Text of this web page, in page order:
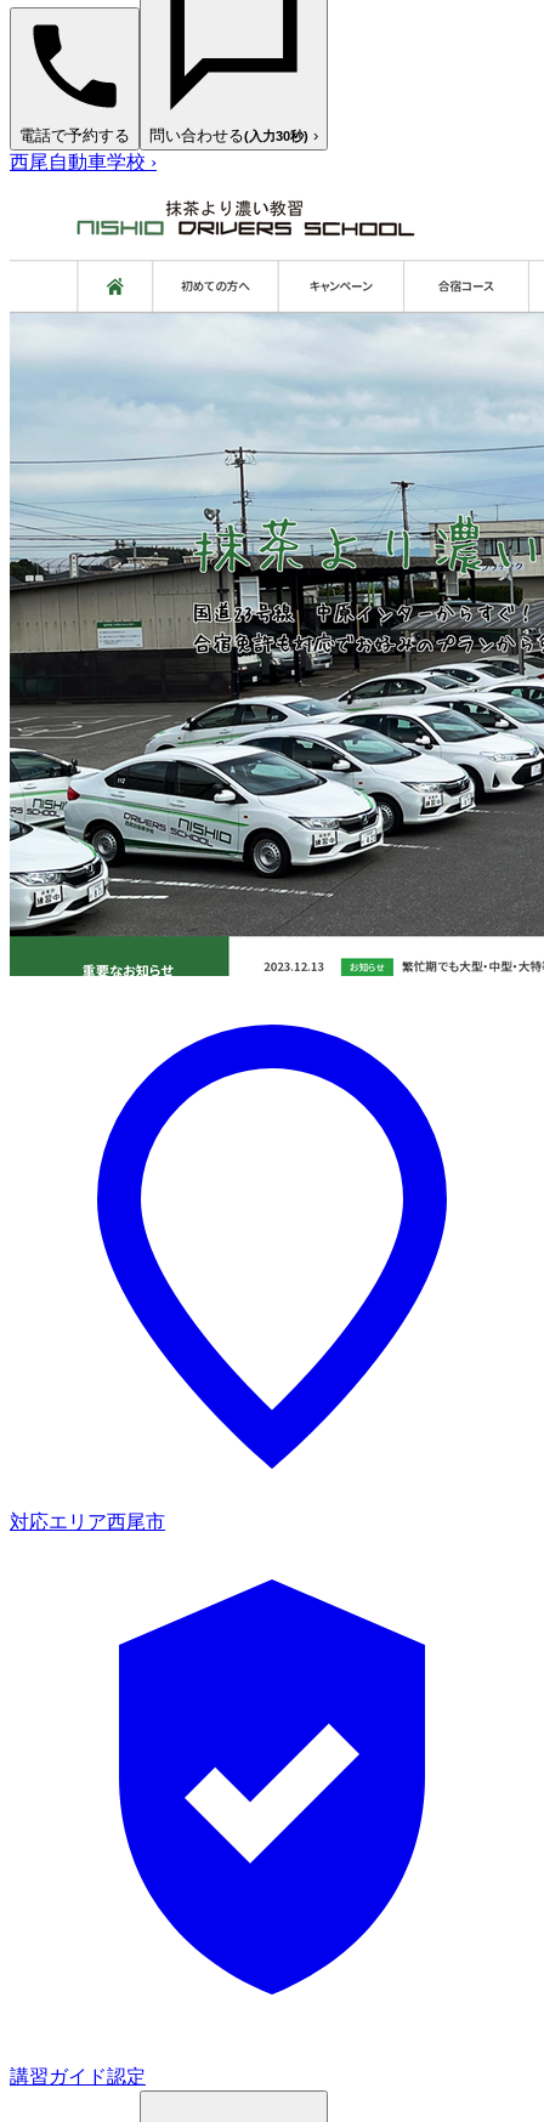
電話で予約する 問い合わせる(入力30秒) ›
西尾自動車学校 ›
対応エリア西尾市
講習ガイド認定